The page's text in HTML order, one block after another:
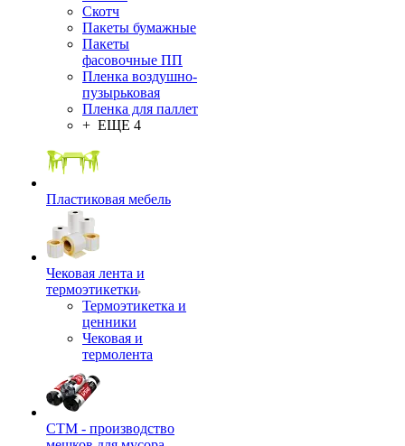
Скотч
Пакеты бумажные
Пакеты
фасовочные ПП
Пленка воздушно-
пузырьковая
Пленка для паллет
+ ЕЩЕ 4
Пластиковая мебель
Чековая лента и
термоэтикетки
Термоэтикетка и
ценники
Чековая и
термолента
СТМ - производство